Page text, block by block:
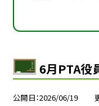
6月PTA役
公開日 2026/06/19